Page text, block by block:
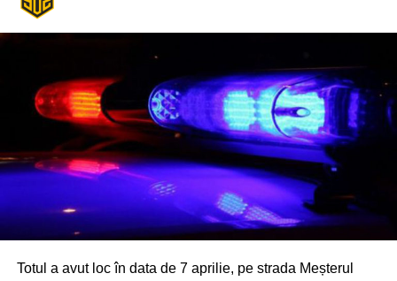
Totul a avut loc în data de 7 aprilie, pe strada Meșterul